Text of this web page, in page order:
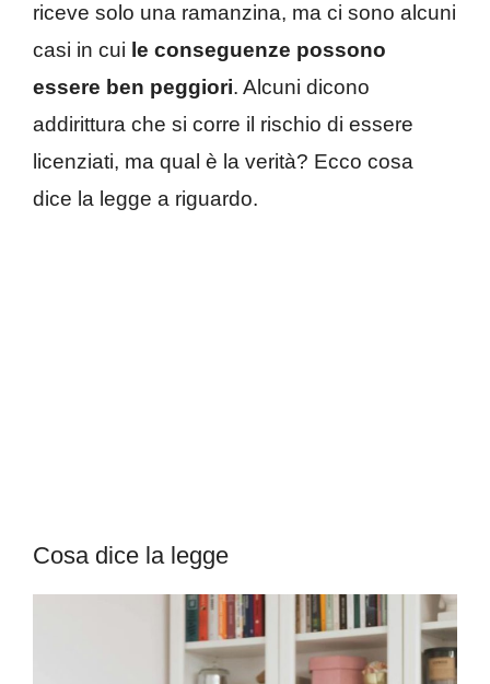
riceve solo una ramanzina, ma ci sono alcuni
casi in cui le conseguenze possono
essere ben peggiori. Alcuni dicono
addirittura che si corre il rischio di essere
licenziati, ma qual è la verità? Ecco cosa
dice la legge a riguardo.
Cosa dice la legge